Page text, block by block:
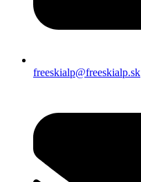
freeskialp@freeskialp.sk